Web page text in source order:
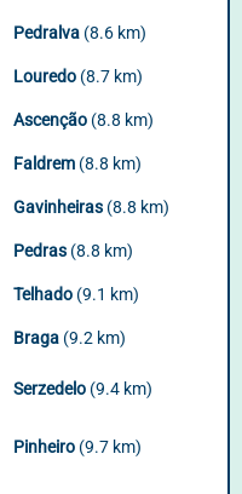
Pedralva (8.6 km)
Louredo (8.7 km)
Ascenção (8.8 km)
Faldrem (8.8 km)
Gavinheiras (8.8 km)
Pedras (8.8 km)
Telhado (9.1 km)
Braga (9.2 km)
Serzedelo (9.4 km)
Pinheiro (9.7 km)